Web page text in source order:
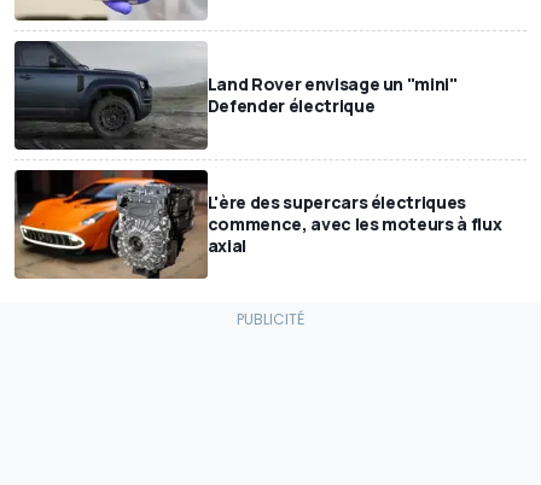
Land Rover envisage un "mini"
Defender électrique
L'ère des supercars électriques
commence, avec les moteurs à flux
axial